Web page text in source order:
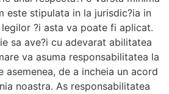
este stipulata in la jurisdic?ia in
?i asta va poate fi aplicat.
sa ave?i cu adevarat abilitatea
va asuma responsabilitatea la
asemenea, de a incheia un acord
noastra. As responsabilitatea